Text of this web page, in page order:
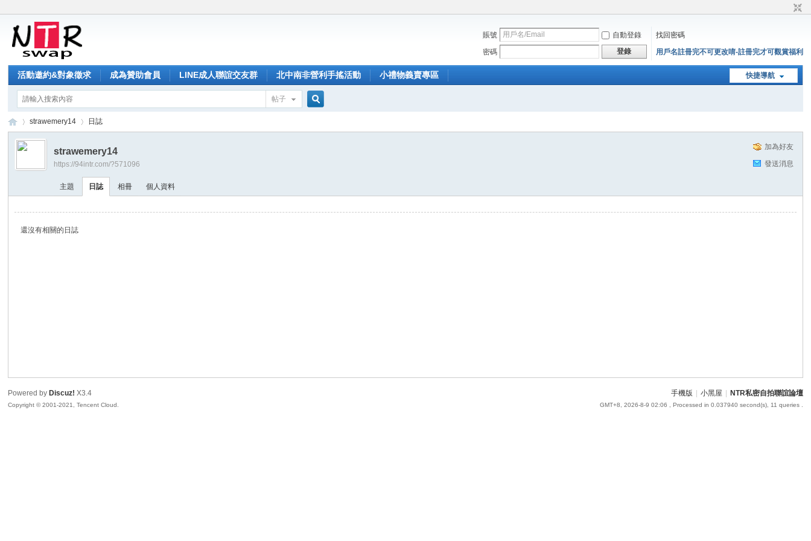
賬號 自動登錄
找回密碼
密碼
登錄 用戶名註冊完不可更改唷-註冊完才可觀賞福利
快捷導航
活動邀約&對象徵求 成為贊助會員 LINE成人聯誼交友群 北中南非營利手搖活動 小禮物義賣專區
帖子
NT›
strawemery14 日誌
加為好友
發送消息
strawemery14
https://94intr.com/?571096
主題 日誌 相冊 個人資料
還沒有相關的日誌
手機版 小黑屋 NTR私密自拍聯誼論壇
GMT+8, 2026-8-9 02:06 , Processed in 0.037940 second(s), 11 queries .
Powered by Discuz! X3.4
Copyright © 2001-2021, Tencent Cloud.